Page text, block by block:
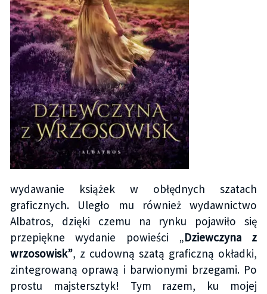
wydawanie książek w obłędnych szatach
graficznych. Uległo mu również wydawnictwo
Albatros, dzięki czemu na rynku pojawiło się
przepiękne wydanie powieści „Dziewczyna z
wrzosowisk”, z cudowną szatą graficzną okładki,
zintegrowaną oprawą i barwionymi brzegami. Po
prostu majstersztyk! Tym razem, ku mojej